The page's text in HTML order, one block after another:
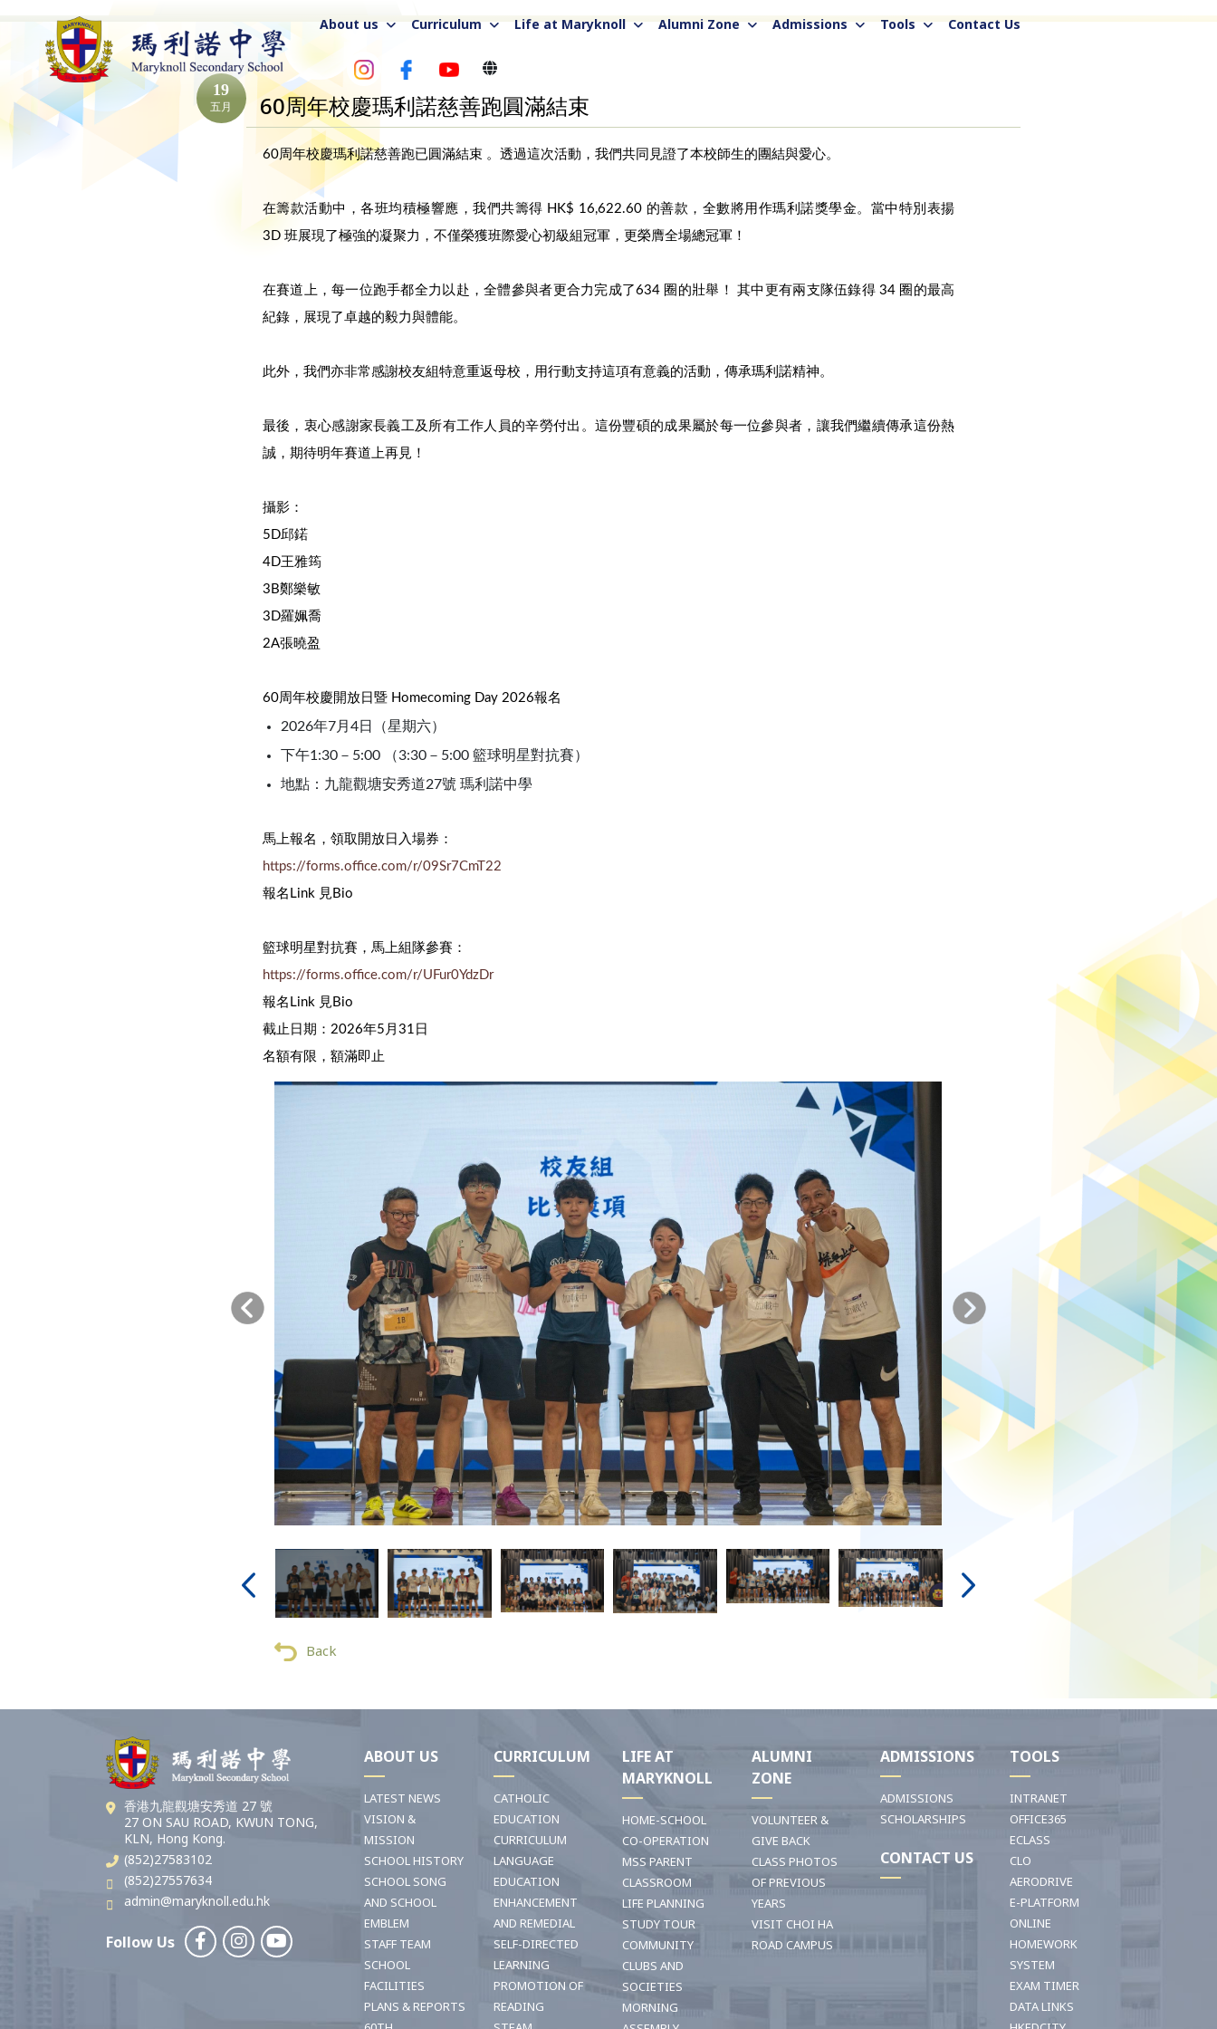
About us Curriculum Life at Maryknoll Alumni Zone Admissions Tools Contact Us
19
五月 60周年校慶瑪利諾慈善跑圓滿結束
60周年校慶瑪利諾慈善跑已圓滿結束‍ 。透過這次活動，我們共同見證了本校師生的團結與愛心。
在籌款活動中，各班均積極響應，我們共籌得 HK$ 16,622.60 的善款，全數將用作瑪利諾獎學金。當中特別表揚
3D 班展現了極強的凝聚力，不僅榮獲班際愛心初級組冠軍，更榮膺全場總冠軍！
在賽道上，每一位跑手都全力以赴，全體參與者更合力完成了634 圈的壯舉！ 其中更有兩支隊伍錄得 34 圈的最高
紀錄，展現了卓越的毅力與體能。
此外，我們亦非常感謝校友組特意重返母校，用行動支持這項有意義的活動，傳承瑪利諾精神。
最後，衷心感謝家長義工及所有工作人員的辛勞付出。這份豐碩的成果屬於每一位參與者，讓我們繼續傳承這份熱
誠，期待明年賽道上再見！
攝影：
5D邱鍩
4D王雅筠
3B鄭樂敏
3D羅姵喬
2A張曉盈
60周年校慶開放日暨 Homecoming Day 2026報名
2026年7月4日（星期六）
下午1:30－5:00 （3:30－5:00 籃球明星對抗賽）
地點：九龍觀塘安秀道27號 瑪利諾中學
馬上報名，領取開放日入場券：
https://forms.office.com/r/09Sr7CmT22
報名Link 見Bio
籃球明星對抗賽，馬上組隊參賽：
https://forms.office.com/r/UFur0YdzDr
報名Link 見Bio
截止日期：2026年5月31日
名額有限，額滿即止
Back
香港九龍觀塘安秀道 27 號
27 ON SAU ROAD, KWUN TONG,
KLN, Hong Kong.
(852)27583102
(852)27557634
admin@maryknoll.edu.hk
Follow Us
ABOUT US
LATEST NEWS
VISION &
MISSION
SCHOOL HISTORY
SCHOOL SONG
AND SCHOOL
EMBLEM
STAFF TEAM
SCHOOL
FACILITIES
PLANS & REPORTS
CURRICULUM
CATHOLIC
EDUCATION
CURRICULUM
LANGUAGE
EDUCATION
ENHANCEMENT
AND REMEDIAL
SELF-DIRECTED
LEARNING
PROMOTION OF
READING
LIFE AT
MARYKNOLL
HOME-SCHOOL
CO-OPERATION
MSS PARENT
CLASSROOM
LIFE PLANNING
STUDY TOUR
COMMUNITY
CLUBS AND
SOCIETIES
MORNING
ALUMNI
ZONE
VOLUNTEER &
GIVE BACK
CLASS PHOTOS
OF PREVIOUS
YEARS
VISIT CHOI HA
ROAD CAMPUS
ADMISSIONS
ADMISSIONS
SCHOLARSHIPS
CONTACT US
TOOLS
INTRANET
OFFICE365
ECLASS
CLO
AERODRIVE
E-PLATFORM
ONLINE
HOMEWORK
SYSTEM
EXAM TIMER
DATA LINKS